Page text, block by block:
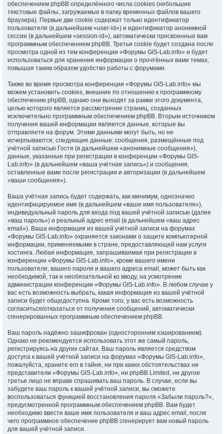
обеспечением phpBB определённого числа cookies (небольшие
текстовые файлы, загружаемые в папку временных файлов вашего
браузера). Первые две cookie содержат только идентификатор
пользователя (в дальнейшем «user-id») и идентификатор анонимной
сессии (в дальнейшем «session-id»), автоматически присвоенные вам
программным обеспечением phpBB. Третья cookie будет создана после
просмотра одной из тем конференции «Форумы GIS-Lab.info» и будет
использоваться для хранения информации о прочтённых вами темах,
повышая таким образом удобство работы с форумами.
Также во время просмотра конференции «Форумы GIS-Lab.info» мы
можем установить cookies, внешние по отношению к программному
обеспечению phpBB, однако они выходят за рамки этого документа,
целью которого является рассмотрение страниц, созданных
исключительно программным обеспечением phpBB. Вторым источником
получения вашей информации являются данные, которые вы
отправляете на форум. Этими данными могут быть, но не
исчерпываются, следующие данные: сообщения, размещённые под
учётной записью Гостя (в дальнейшем «анонимные сообщения»),
данные, указанные при регистрации в конференции «Форумы GIS-
Lab.info» (в дальнейшем «ваша учётная запись») и сообщения,
оставленные вами после регистрации и авторизации (в дальнейшем
«ваши сообщения»).
Ваша учётная запись будет содержать, как минимум, однозначно
идентифицируемое имя (в дальнейшем «ваше имя пользователя»),
индивидуальный пароль для входа под вашей учётной записью (далее
«ваш пароль») и реальный адрес email (в дальнейшем «ваш адрес
email»). Ваша информация из вашей учётной записи на форумах
«Форумы GIS-Lab.info» охраняется законами о защите компьютерной
информации, применяемыми в стране, предоставляющей нам услуги
хостинга. Любая информация, запрашиваемая при регистрации в
конференции «Форумы GIS-Lab.info», кроме вашего имени
пользователя, вашего пароля и вашего адреса email, может быть как
необходимой, так и необязательной ко вводу, на усмотрение
администрации конференции «Форумы GIS-Lab.info». В любом случае у
вас есть возможность выбрать, какая информация из вашей учётной
записи будет общедоступна. Кроме того, у вас есть возможность
согласиться/отказаться от получения сообщений, автоматически
сгенерированных программным обеспечением phpBB.
Ваш пароль надёжно зашифрован (односторонним хэшированием).
Однако не рекомендуется использовать этот же самый пароль,
регистрируясь на других сайтах. Ваш пароль является средством
доступа к вашей учётной записи на форумах «Форумы GIS-Lab.info»,
пожалуйста, храните его в тайне, ни при каких обстоятельствах ни
представители «Форумы GIS-Lab.info», ни phpBB Limited, ни другое
третье лицо не вправе спрашивать ваш пароль. В случае, если вы
забудете ваш пароль к вашей учётной записи, вы сможете
воспользоваться функцией восстановления пароля «Забыли пароль?»,
предусмотренной программным обеспечением phpBB. Вам будет
необходимо ввести ваше имя пользователя и ваш адрес email, после
чего программное обеспечение phpBB сгенерирует вам новый пароль
для вашей учётной записи.